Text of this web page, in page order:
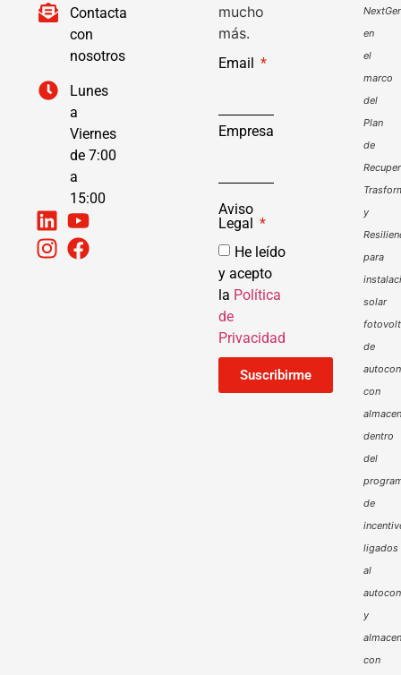
Contacta
con
nosotros
Lunes
a
Viernes
de 7:00
a
15:00
mucho
más.
Email
Empresa
Aviso
Legal
He leído
y acepto
la Política
de
Privacidad
Suscribirme
en
el
marco
del
Plan
de
y
para
solar
de
con
dentro
del
de
ligados
al
y
con